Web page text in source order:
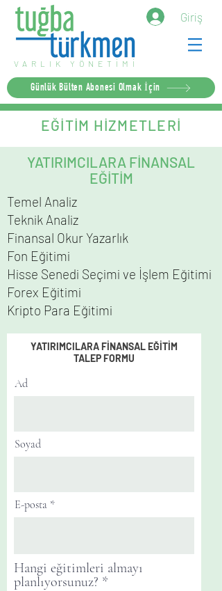
Giriş
VARLIK YÖNETİMİ
Günlük Bülten Abonesi Olmak İçin
EĞİTİM HİZMETLERİ
YATIRIMCILARA FİNANSAL
EĞİTİM
Temel Analiz
Teknik Analiz
Finansal Okur Yazarlık
Fon Eğitimi
Hisse Senedi Seçimi ve İşlem Eğitimi
Forex Eğitimi
Kripto Para Eğitimi
YATIRIMCILARA FİNANSAL EĞİTİM
TALEP FORMU
Ad
Soyad
E-posta
Hangi eğitimleri almayı
planlıyorsunuz? *